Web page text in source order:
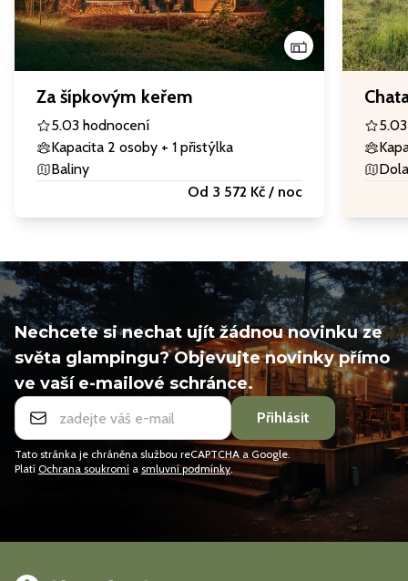
Za šípkovým keřem
5.03 hodnocení
Kapacita 2 osoby + 1 přistýlka
Baliny
Od 3 572 Kč / noc
5.0
Nechcete si nechat ujít žádnou novinku ze
světa glampingu? Objevujte novinky přímo
ve vaší e-mailové schránce.
Přihlásit
Tato stránka je chráněna službou reCAPTCHA a Google.
Platí Ochrana soukromí a smluvní podmínky.